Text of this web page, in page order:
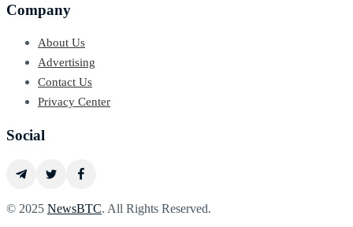
Company
About Us
Advertising
Contact Us
Privacy Center
Social
© 2025 NewsBTC. All Rights Reserved.